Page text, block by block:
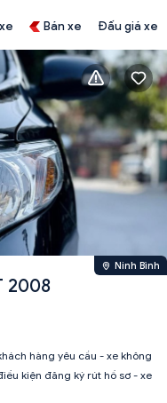
Bán xe Đấu giá xe
Ninh Bình
2008
hàng yêu cầu - xe không
kiện đăng ký rút hồ sơ - xe